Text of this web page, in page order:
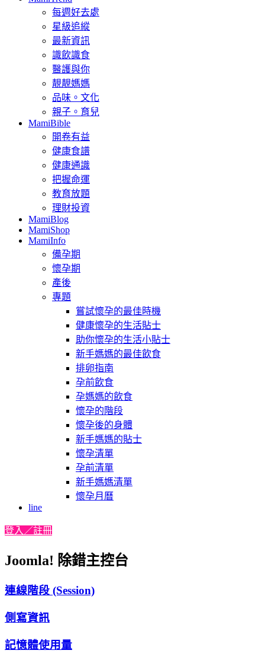
每週好去處
星級追縱
最新資訊
識飲識食
醫護與你
靚靚媽媽
品味。文化
親子。育兒
MamiBible
開卷有益
健康食譜
健康通識
把握命運
教育放題
理財投資
MamiBlog
MamiShop
MamiInfo
備孕期
懷孕期
產後
專題
嘗試懷孕的最佳時機
健康懷孕的生活貼士
助你懷孕的生活小貼士
新手媽媽的最佳飲食
排卵指南
孕前飲食
孕媽媽的飲食
懷孕的階段
懷孕後的身體
新手媽媽的貼士
懷孕清單
孕前清單
新手媽媽清單
懷孕月曆
line
登入／註冊
Joomla! 除錯主控台
連線階段 (Session)
側寫資訊
記憶體使用量